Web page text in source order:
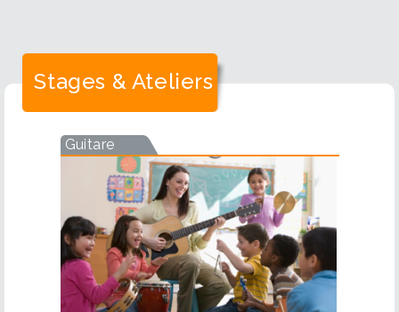
Stages & Ateliers
Guitare